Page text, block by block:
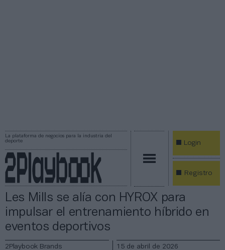
La plataforma de negocios para la industria del
deporte
Login
Registro
Les Mills se alía con HYROX para
impulsar el entrenamiento híbrido en
eventos deportivos
2Playbook Brands 15 de abril de 2026